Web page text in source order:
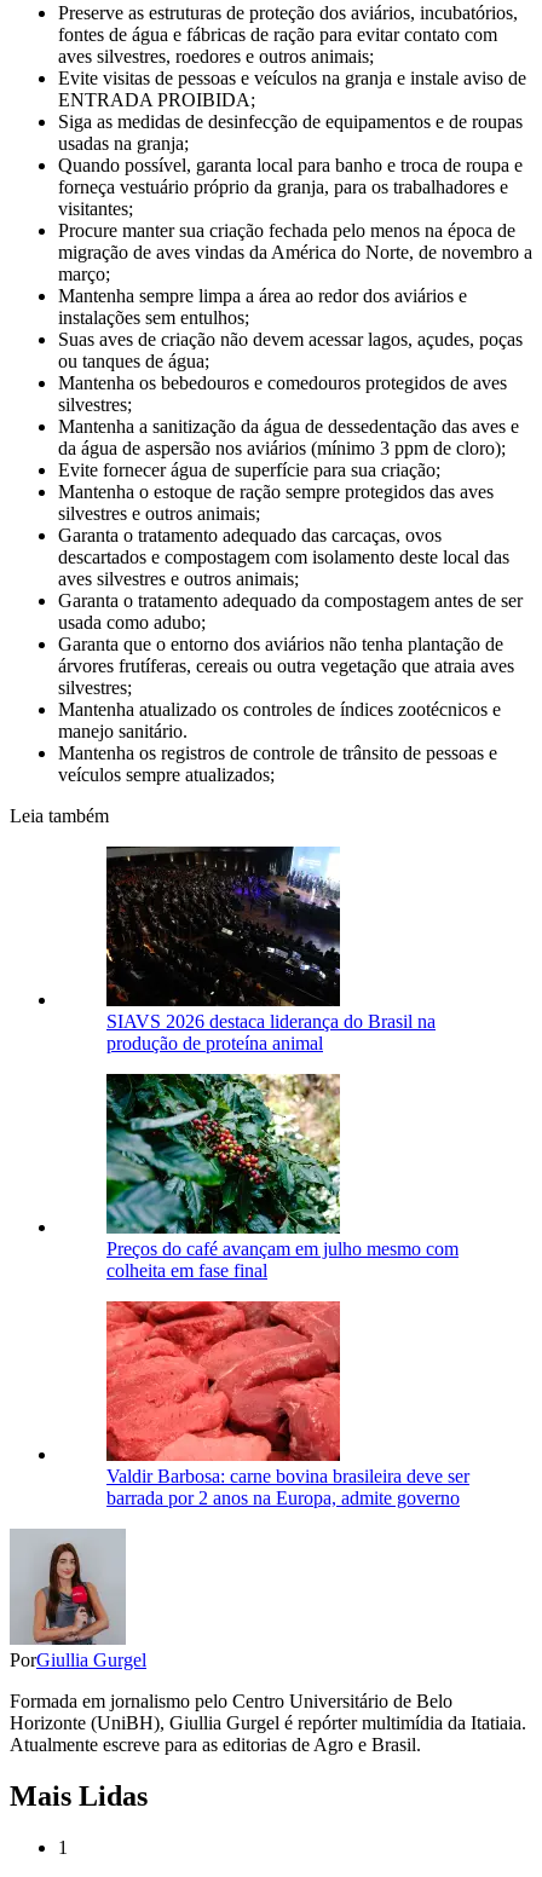
Preserve as estruturas de proteção dos aviários, incubatórios,
fontes de água e fábricas de ração para evitar contato com
aves silvestres, roedores e outros animais;
Evite visitas de pessoas e veículos na granja e instale aviso de
ENTRADA PROIBIDA;
Siga as medidas de desinfecção de equipamentos e de roupas
usadas na granja;
Quando possível, garanta local para banho e troca de roupa e
forneça vestuário próprio da granja, para os trabalhadores e
visitantes;
Procure manter sua criação fechada pelo menos na época de
migração de aves vindas da América do Norte, de novembro a
março;
Mantenha sempre limpa a área ao redor dos aviários e
instalações sem entulhos;
Suas aves de criação não devem acessar lagos, açudes, poças
ou tanques de água;
Mantenha os bebedouros e comedouros protegidos de aves
silvestres;
Mantenha a sanitização da água de dessedentação das aves e
da água de aspersão nos aviários (mínimo 3 ppm de cloro);
Evite fornecer água de superfície para sua criação;
Mantenha o estoque de ração sempre protegidos das aves
silvestres e outros animais;
Garanta o tratamento adequado das carcaças, ovos
descartados e compostagem com isolamento deste local das
aves silvestres e outros animais;
Garanta o tratamento adequado da compostagem antes de ser
usada como adubo;
Garanta que o entorno dos aviários não tenha plantação de
árvores frutíferas, cereais ou outra vegetação que atraia aves
silvestres;
Mantenha atualizado os controles de índices zootécnicos e
manejo sanitário.
Mantenha os registros de controle de trânsito de pessoas e
veículos sempre atualizados;
Leia também
SIAVS 2026 destaca liderança do Brasil na
produção de proteína animal
Preços do café avançam em julho mesmo com
colheita em fase final
Valdir Barbosa: carne bovina brasileira deve ser
barrada por 2 anos na Europa, admite governo
PorGiullia Gurgel
Formada em jornalismo pelo Centro Universitário de Belo
Horizonte (UniBH), Giullia Gurgel é repórter multimídia da Itatiaia.
Atualmente escreve para as editorias de Agro e Brasil.
Mais Lidas
1